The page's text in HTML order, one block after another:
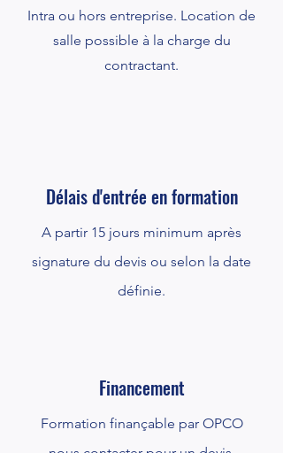
Intra ou hors entreprise. Location de
salle possible à la charge du
contractant.
Délais d'entrée en formation
A partir 15 jours minimum après
signature du devis ou selon la date
définie.
Financement
Formation finançable par OPCO